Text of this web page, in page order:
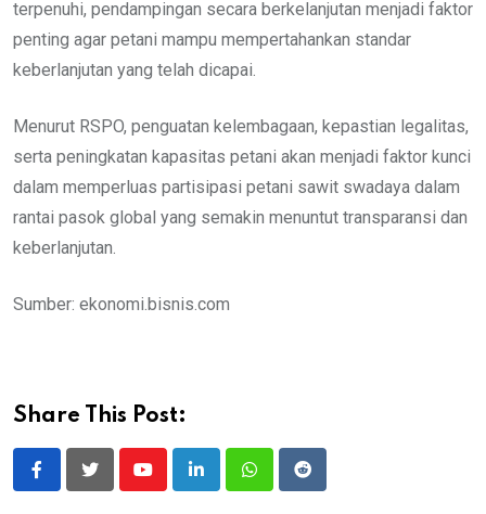
terpenuhi, pendampingan secara berkelanjutan menjadi faktor
penting agar petani mampu mempertahankan standar
keberlanjutan yang telah dicapai.
Menurut RSPO, penguatan kelembagaan, kepastian legalitas,
serta peningkatan kapasitas petani akan menjadi faktor kunci
dalam memperluas partisipasi petani sawit swadaya dalam
rantai pasok global yang semakin menuntut transparansi dan
keberlanjutan.
Sumber: ekonomi.bisnis.com
Share This Post:
YoutubeLinkedInWhatsappReddit